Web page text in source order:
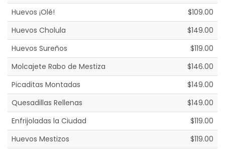
Huevos ¡Olé!
$109.00
Huevos Cholula
$149.00
Huevos Sureños
$119.00
Molcajete Rabo de Mestiza
$146.00
Picaditas Montadas
$149.00
Quesadillas Rellenas
$149.00
Enfrijoladas la Ciudad
$119.00
Huevos Mestizos
$119.00